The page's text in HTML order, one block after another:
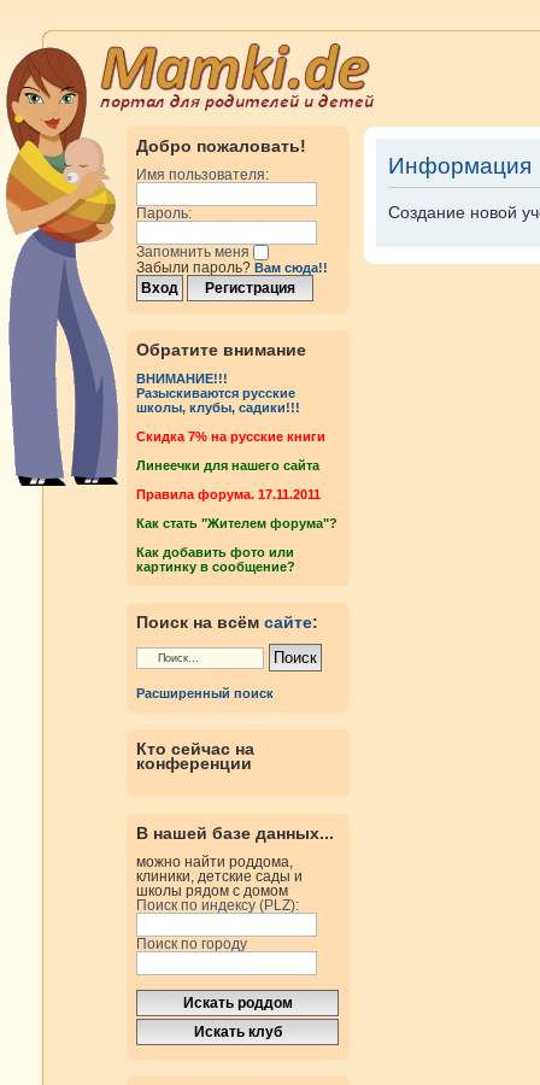
Добро пожаловать!
Имя пользователя:
Пароль:
Запомнить меня
Забыли пароль? Вам сюда!!
Обратите внимание
ВНИМАНИЕ!!!
Разыскиваются русские
школы, клубы, садики!!!
Cкидка 7% на русские книги
Линеечки для нашего сайта
Правила форума. 17.11.2011
Как стать "Жителем форума"?
Как добавить фото или
картинку в сообщение?
Поиск на всём сайте:
Расширенный поиск
Кто сейчас на
конференции
В нашей базе данных...
можно найти роддома,
клиники, детские сады и
школы рядом с домом
Поиск по индексу (PLZ):
Поиск по городу
Информация
Создание новой